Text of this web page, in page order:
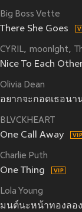
Big Boss Vette
There She Goes
CYRIL moonlght
Nice To Each
Olivia Dean
อยากจะกอดเธอนา
BLVCKHEART
One Call Away
Charlie Puth
One Thing
Lola Young
มนต์นะหน้าทองลอ